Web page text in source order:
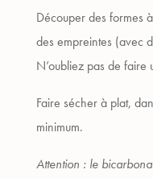
Découper des formes
des empreintes (avec
N’oubliez pas de faire
Faire sécher à plat,
minimum.
Attention : le